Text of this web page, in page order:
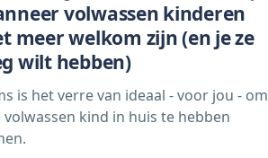
volwassen kinderen
meer welkom zijn (en je ze
wilt hebben)
is het verre van ideaal - voor jou - om
volwassen kind in huis te hebben